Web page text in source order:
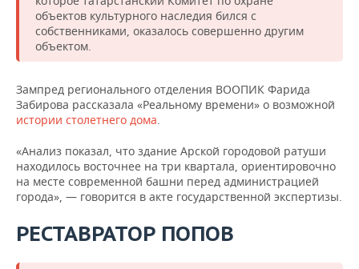
объектов культурного наследия бился с
собственниками, оказалось совершенно другим
объектом.
Зампред регионального отделения ВООПИК Фарида
Забирова рассказала «Реальному времени» о возможной
истории столетнего дома.
«Анализ показал, что здание Арской городовой ратуши
находилось восточнее на три квартала, ориентировочно
на месте современной башни перед администрацией
города», — говорится в акте государственной экспертизы.
РЕСТАВРАТОР ПОПОВ